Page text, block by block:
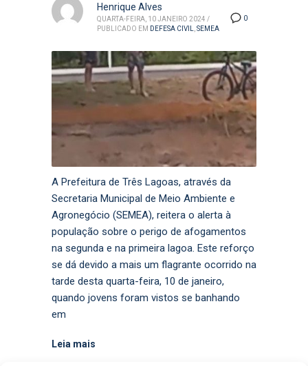
0
Henrique Alves
QUARTA-FEIRA, 10 JANEIRO 2024 /
PUBLICADO EM DEFESA CIVIL SEMEA
A Prefeitura de Três Lagoas, através da
Secretaria Municipal de Meio Ambiente e
Agronegócio (SEMEA), reitera o alerta à
população sobre o perigo de afogamentos
na segunda e na primeira lagoa. Este reforço
se dá devido a mais um flagrante ocorrido na
tarde desta quarta-feira, 10 de janeiro,
quando jovens foram vistos se banhando
em
Leia mais